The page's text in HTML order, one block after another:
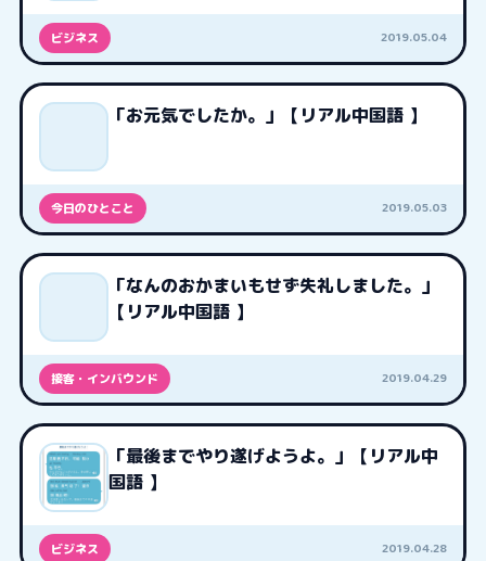
ビジネス 2019.05.04
「お元気でしたか。」【リアル中国語 】
今日のひとこと 2019.05.03
「なんのおかまいもせず失礼しました。」
【リアル中国語 】
接客・インバウンド 2019.04.29
「最後までやり遂げようよ。」【リアル中
国語 】
ビジネス 2019.04.28